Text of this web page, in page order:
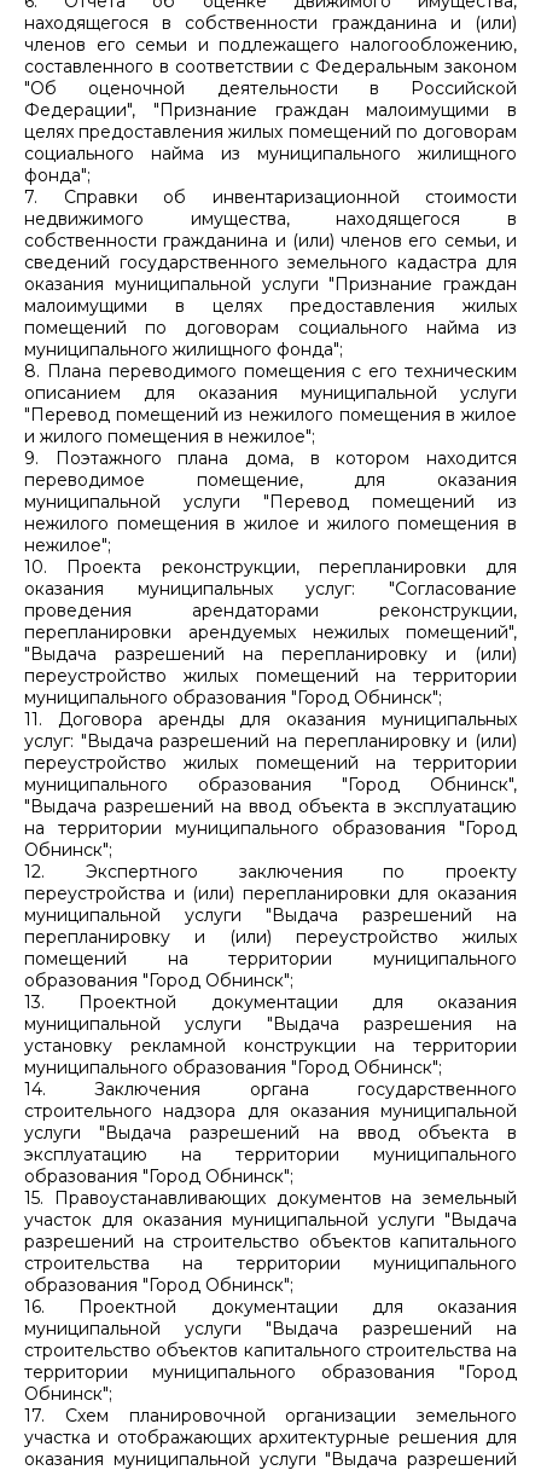
находящегося в собственности гражданина и (или)
членов его семьи и подлежащего налогообложению,
составленного в соответствии с Федеральным законом
"Об оценочной деятельности в Российской
Федерации", "Признание граждан малоимущими в
целях предоставления жилых помещений по договорам
социального найма из муниципального жилищного
фонда";
7. Справки об инвентаризационной стоимости
недвижимого имущества, находящегося в
собственности гражданина и (или) членов его семьи, и
сведений государственного земельного кадастра для
оказания муниципальной услуги "Признание граждан
малоимущими в целях предоставления жилых
помещений по договорам социального найма из
муниципального жилищного фонда";
8. Плана переводимого помещения с его техническим
описанием для оказания муниципальной услуги
"Перевод помещений из нежилого помещения в жилое
и жилого помещения в нежилое";
9. Поэтажного плана дома, в котором находится
переводимое помещение, для оказания
муниципальной услуги "Перевод помещений из
нежилого помещения в жилое и жилого помещения в
нежилое";
10. Проекта реконструкции, перепланировки для
оказания муниципальных услуг: "Согласование
проведения арендаторами реконструкции,
перепланировки арендуемых нежилых помещений",
"Выдача разрешений на перепланировку и (или)
переустройство жилых помещений на территории
муниципального образования "Город Обнинск";
11. Договора аренды для оказания муниципальных
услуг: "Выдача разрешений на перепланировку и (или)
переустройство жилых помещений на территории
муниципального образования "Город Обнинск",
"Выдача разрешений на ввод объекта в эксплуатацию
на территории муниципального образования "Город
Обнинск";
12. Экспертного заключения по проекту
переустройства и (или) перепланировки для оказания
муниципальной услуги "Выдача разрешений на
перепланировку и (или) переустройство жилых
помещений на территории муниципального
образования "Город Обнинск";
13. Проектной документации для оказания
муниципальной услуги "Выдача разрешения на
установку рекламной конструкции на территории
муниципального образования "Город Обнинск";
14. Заключения органа государственного
строительного надзора для оказания муниципальной
услуги "Выдача разрешений на ввод объекта в
эксплуатацию на территории муниципального
образования "Город Обнинск";
15. Правоустанавливающих документов на земельный
участок для оказания муниципальной услуги "Выдача
разрешений на строительство объектов капитального
строительства на территории муниципального
образования "Город Обнинск";
16. Проектной документации для оказания
муниципальной услуги "Выдача разрешений на
строительство объектов капитального строительства на
территории муниципального образования "Город
Обнинск";
17. Схем планировочной организации земельного
участка и отображающих архитектурные решения для
оказания муниципальной услуги "Выдача разрешений